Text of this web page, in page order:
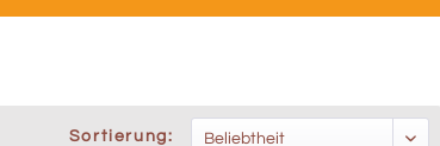
Sortierung: